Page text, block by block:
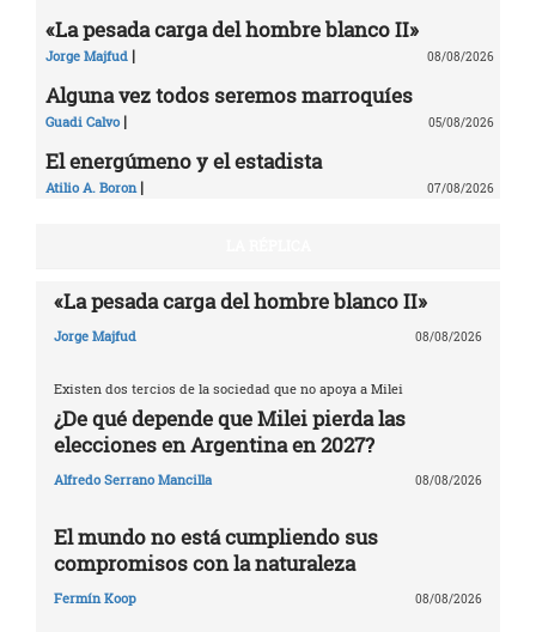
«La pesada carga del hombre blanco II»
Jorge Majfud | 08/08/2026
Alguna vez todos seremos marroquíes
Guadi Calvo | 05/08/2026
El energúmeno y el estadista
Atilio A. Boron | 07/08/2026
«La pesada carga del hombre blanco II»
Jorge Majfud 08/08/2026
Existen dos tercios de la sociedad que no apoya a Milei
¿De qué depende que Milei pierda las
elecciones en Argentina en 2027?
Alfredo Serrano Mancilla 08/08/2026
El mundo no está cumpliendo sus
compromisos con la naturaleza
Fermín Koop 08/08/2026